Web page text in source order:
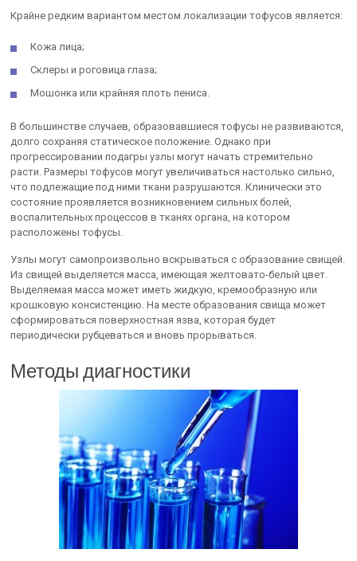
Крайне редким вариантом местом локализации тофусов является:
Кожа лица;
Склеры и роговица глаза;
Мошонка или крайняя плоть пениса.
В большинстве случаев, образовавшиеся тофусы не развиваются,
долго сохраняя статическое положение. Однако при
прогрессировании подагры узлы могут начать стремительно
расти. Размеры тофусов могут увеличиваться настолько сильно,
что подлежащие под ними ткани разрушаются. Клинически это
состояние проявляется возникновением сильных болей,
воспалительных процессов в тканях органа, на котором
расположены тофусы.
Узлы могут самопроизвольно вскрываться с образование свищей.
Из свищей выделяется масса, имеющая желтовато-белый цвет.
Выделяемая масса может иметь жидкую, кремообразную или
крошковую консистенцию. На месте образования свища может
сформироваться поверхностная язва, которая будет
периодически рубцеваться и вновь прорываться.
Методы диагностики